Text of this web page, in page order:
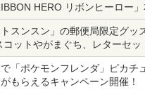
HERO リボンヒーロー
トスンスン」の郵便局限定グッ
コットやがまぐち、レターセッ
「ポケモンフレンダ」ピカチ
もらえるキャンペーン開催！